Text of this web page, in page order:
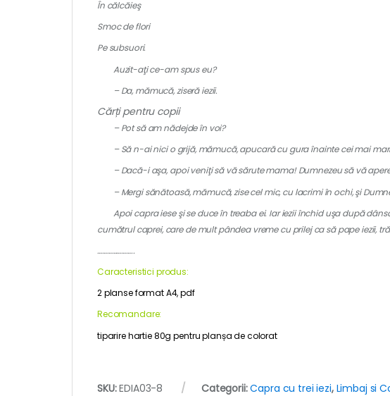
În călcăieş
Smoc de flori
Pe subsuori.
Auzit-aţi ce-am spus eu?
– Da, mămucă, ziseră iezii.
Cărți pentru copii
– Pot să am nădejde în voi?
– Să n-ai nici o grijă, mămucă, apucară cu gura înainte cei mai
– Dacă-i aşa, apoi veniţi să vă sărute mama! Dumnezeu să vă
– Mergi sănătoasă, mămucă, zise cel mic, cu lacrimi în ochi, şi
Apoi capra iese şi se duce în treaba ei. Iar iezii închid uşa după
cumătrul caprei, care de mult pândea vreme cu prilej ca să pape iezii,
…………………..
Caracteristici produs:
2 planse format A4, pdf
Recomandare:
tiparire hartie 80g pentru planșa de colorat
SKU:EDIA03-8 Categorii:Capra cu trei iezi, Limbaj si